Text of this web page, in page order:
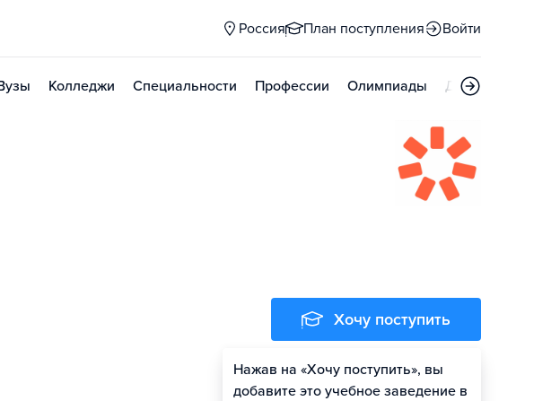
Россия План поступления Войти
Колледжи Специальности Профессии Олимпиады Дни открытых
Хочу поступить
Нажав на «Хочу поступить», вы
добавите это учебное заведение в
Оценить шансы